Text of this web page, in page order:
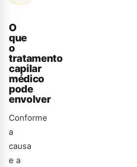
O
que
o
tratamento
capilar
médico
pode
envolver
Conforme
a
causa
e a